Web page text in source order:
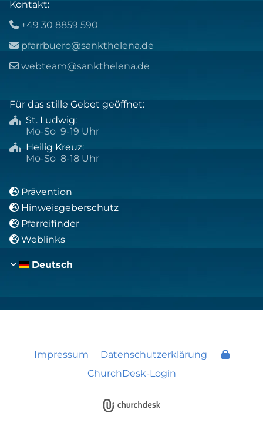
Kontakt:
 +49 30 8859 590
 pfarrbuero@sankthelena.de
 webteam@sankthelena.de
Für das stille Gebet geöffnet:
 St. Ludwig:
Mo-So 9-19 Uhr
 Heilig Kreuz:
Mo-So 8-18 Uhr
 Prävention
 Hinweisgeberschutz
 Pfarreifinder
 Weblinks
Deutsch
Impressum
Datenschutzerklärung
ChurchDesk-Login